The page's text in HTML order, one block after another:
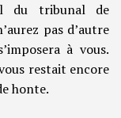
du tribunal de
pas d’autre
à vous.
restait encore
honte.